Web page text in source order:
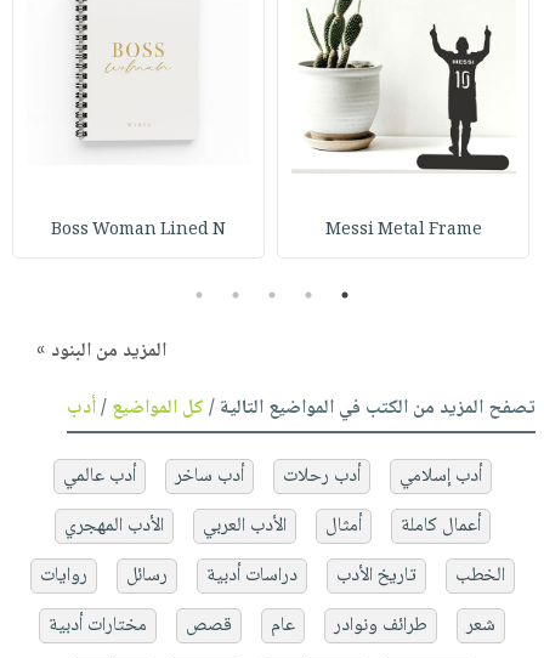
Messi Metal Frame
Boss Woman Lined N
1
2
3
4
5
المزيد من البنود »
تصفح المزيد من الكتب في المواضيع التالية /كل المواضيع/أدب
أدب إسلامي أدب رحلات أدب ساخر
أدب عالمي
أعمال كاملة
أمثال الأدب العربي
الأدب المهجري
الخطب
تاريخ الأدب دراسات أدبية رسائل
روايات
شعر
طرائف ونوادر عام قصص
مختارات أدبية